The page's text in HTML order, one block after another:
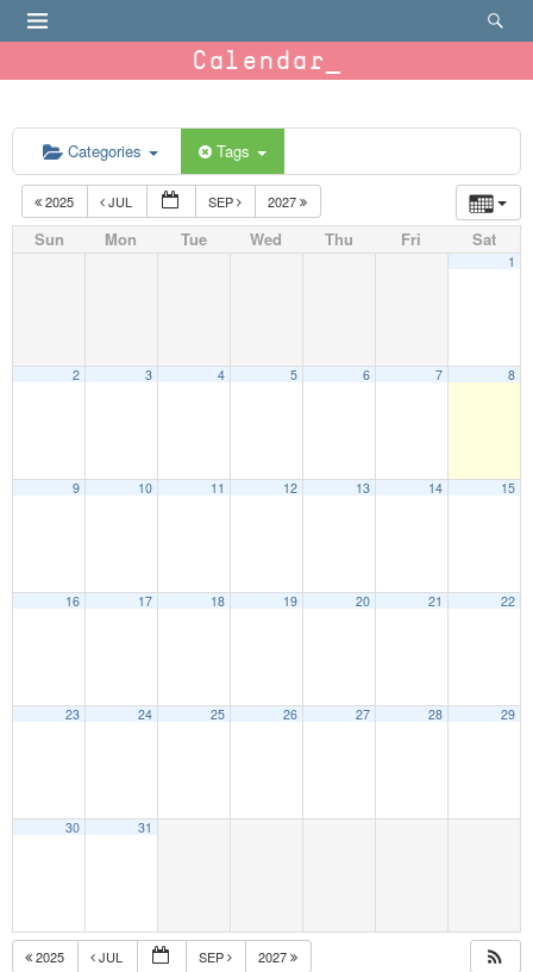
Calendar
Categories Tags
2025 JUL SEP 2027
Sun Mon Tue Wed Thu Fri Sat
1
2 3 4 5 6 7 8
9 10 11 12 13 14 15
16 17 18 19 20 21 22
23 24 25 26 27 28 29
30 31
2025 JUL SEP 2027